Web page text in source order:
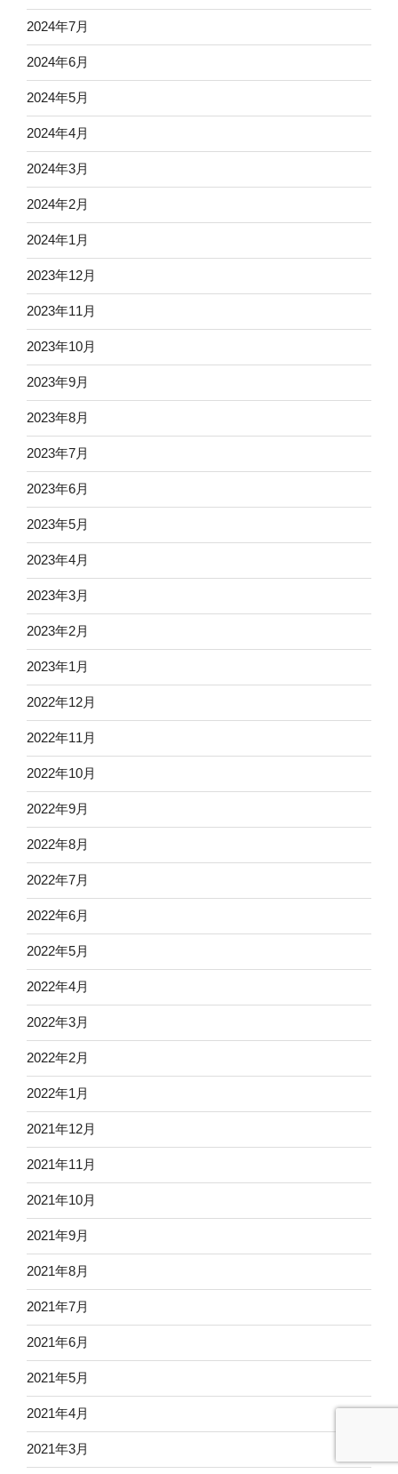
2024年7月
2024年6月
2024年5月
2024年4月
2024年3月
2024年2月
2024年1月
2023年12月
2023年11月
2023年10月
2023年9月
2023年8月
2023年7月
2023年6月
2023年5月
2023年4月
2023年3月
2023年2月
2023年1月
2022年12月
2022年11月
2022年10月
2022年9月
2022年8月
2022年7月
2022年6月
2022年5月
2022年4月
2022年3月
2022年2月
2022年1月
2021年12月
2021年11月
2021年10月
2021年9月
2021年8月
2021年7月
2021年6月
2021年5月
2021年4月
2021年3月